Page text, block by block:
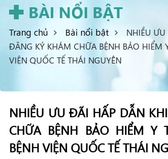
BÀI NỔI BẬT
Trang chủ Bài nổi bật
NHIỀU
ĐĂNG KÝ KHÁM CHỮA BỆNH BẢO HIỂM
VIỆN QUỐC TẾ THÁI NGUYÊN
NHIỀU ƯU ĐÃI HẤP DẪN
CHỮA BỆNH BẢO HIỂM Y
BỆNH VIỆN QUỐC TẾ THÁI